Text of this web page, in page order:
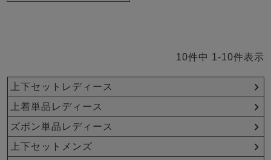
10件中 1 -10件表示
上下セットレディース
上着単品レディース
ズボン単品レディース
上下セットメンズ